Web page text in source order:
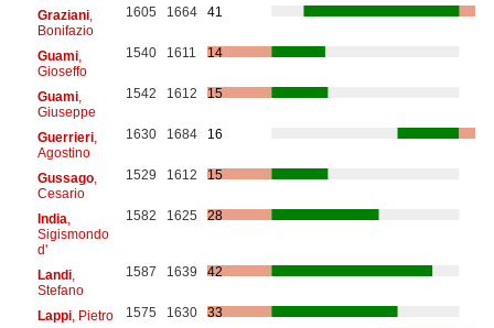
Graziani,
Bonifazio
1605 1664 41
Guami,
Gioseffo
1540 1611 14
Guami,
Giuseppe
1542 1612 15
Guerrieri,
Agostino
1630 1684 16
Gussago,
Cesario
1529 1612 15
India
Sigismondo
d'
1582 1625 28
Landi,
Stefano
1587 1639 42
Lappi, Pietro 1575 1630
33